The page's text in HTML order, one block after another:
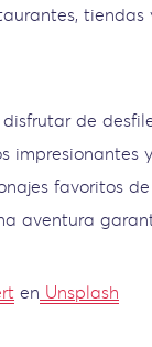
de
impresionantes
favoritos de
aventura
en Unsplash